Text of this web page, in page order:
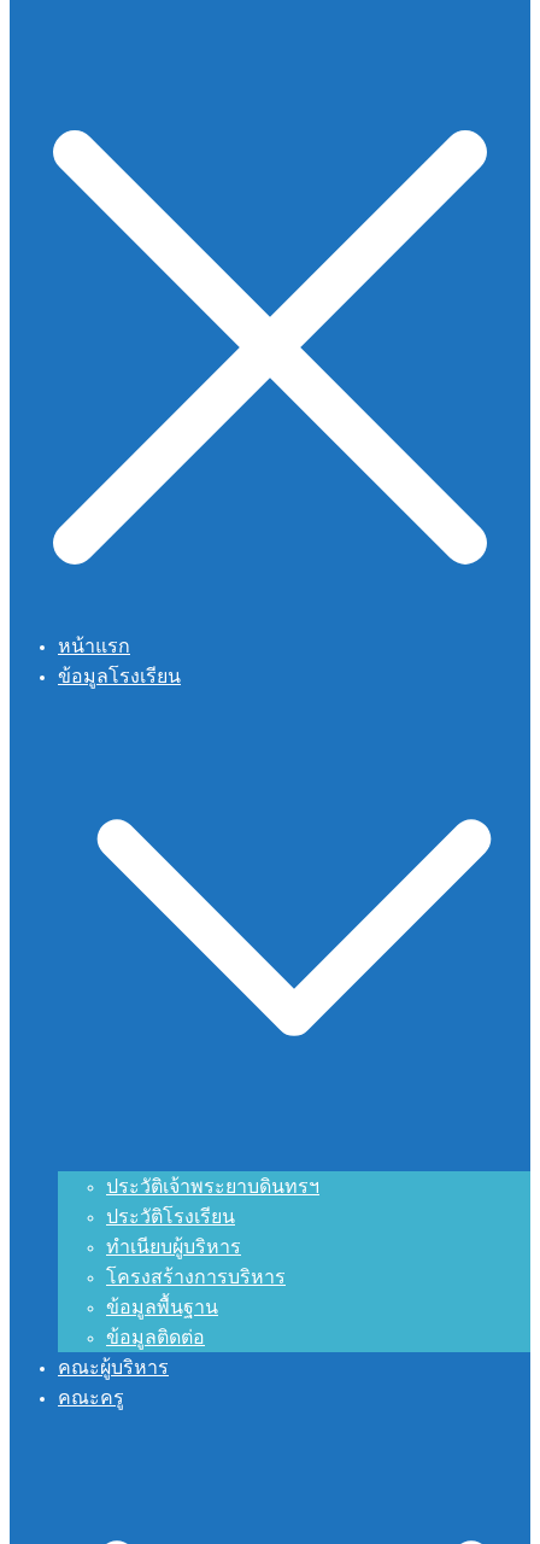
หน้าแรก
ข้อมูลโรงเรียน
ประวัติเจ้าพระยาบดินทรฯ
ประวัติโรงเรียน
ทำเนียบผู้บริหาร
โครงสร้างการบริหาร
ข้อมูลพื้นฐาน
ข้อมูลติดต่อ
คณะผู้บริหาร
คณะครู